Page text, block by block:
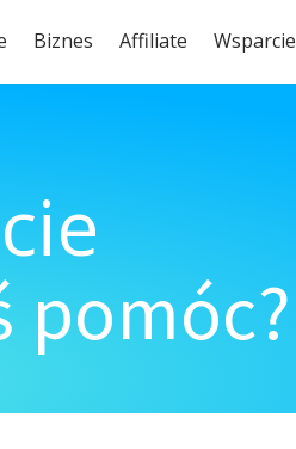
Biznes Affiliate Wsparcie
pomóc?